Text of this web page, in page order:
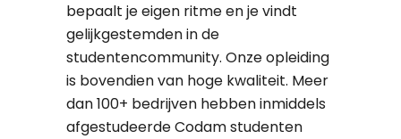
bepaalt je eigen ritme en je vindt
gelijkgestemden in de
studentencommunity. Onze opleiding
is bovendien van hoge kwaliteit. Meer
dan 100+ bedrijven hebben inmiddels
afgestudeerde Codam studenten